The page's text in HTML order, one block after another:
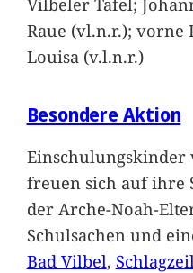
Raue (vl.n.r.); vorne
Louisa (v.l.n.r.)
Besondere Aktion
Einschulungskinder
freuen sich auf ihre
der Arche-Noah-
Schulsachen und
Bad Vilbel,